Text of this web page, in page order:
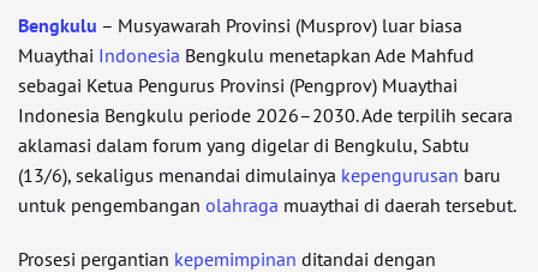
Bengkulu – Musyawarah Provinsi (Musprov) luar biasa
Muaythai Indonesia Bengkulu menetapkan Ade Mahfud
sebagai Ketua Pengurus Provinsi (Pengprov) Muaythai
Indonesia Bengkulu periode 2026–2030. Ade terpilih secara
aklamasi dalam forum yang digelar di Bengkulu, Sabtu
(13/6), sekaligus menandai dimulainya kepengurusan baru
untuk pengembangan olahraga muaythai di daerah tersebut.
Prosesi pergantian kepemimpinan ditandai dengan